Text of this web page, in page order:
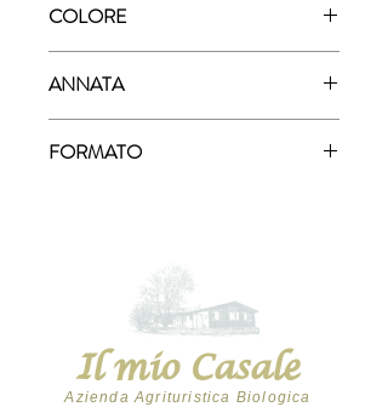
COLORE
ANNATA
FORMATO
Azienda Agrituristica Biologica
Il mio Casale